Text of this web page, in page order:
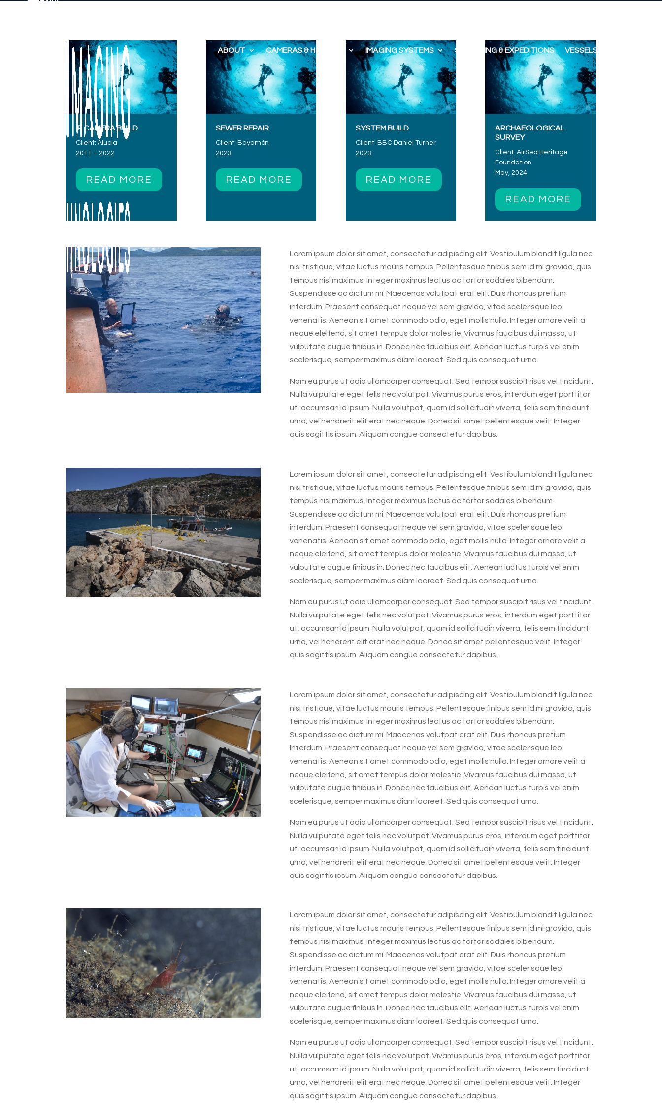
ABOUT CAMERAS & HOUSING IMAGING SYSTEMS SURVEYING & EXPEDITIONS VESSELS
IP CAMERA BUILD
Client: Alucia
2011 – 2022
READ MORE
SEWER REPAIR
Client: Bayamón
2023
READ MORE
SYSTEM BUILD
Client: BBC Daniel Turner
2023
READ MORE
ARCHAEOLOGICAL
SURVEY
Client: AirSea Heritage
Foundation
May, 2024
READ MORE
Lorem ipsum dolor sit amet, consectetur adipiscing elit. Vestibulum blandit ligula nec
nisi tristique, vitae luctus mauris tempus. Pellentesque finibus sem id mi gravida, quis
tempus nisl maximus. Integer maximus lectus ac tortor sodales bibendum.
Suspendisse ac dictum mi. Maecenas volutpat erat elit. Duis rhoncus pretium
interdum. Praesent consequat neque vel sem gravida, vitae scelerisque leo
venenatis. Aenean sit amet commodo odio, eget mollis nulla. Integer ornare velit a
neque eleifend, sit amet tempus dolor molestie. Vivamus faucibus dui massa, ut
vulputate augue finibus in. Donec nec faucibus elit. Aenean luctus turpis vel enim
scelerisque, semper maximus diam laoreet. Sed quis consequat urna.
Nam eu purus ut odio ullamcorper consequat. Sed tempor suscipit risus vel tincidunt.
Nulla vulputate eget felis nec volutpat. Vivamus purus eros, interdum eget porttitor
ut, accumsan id ipsum. Nulla volutpat, quam id sollicitudin viverra, felis sem tincidunt
urna, vel hendrerit elit erat nec neque. Donec sit amet pellentesque velit. Integer
quis sagittis ipsum. Aliquam congue consectetur dapibus.
Lorem ipsum dolor sit amet, consectetur adipiscing elit. Vestibulum blandit ligula nec
nisi tristique, vitae luctus mauris tempus. Pellentesque finibus sem id mi gravida, quis
tempus nisl maximus. Integer maximus lectus ac tortor sodales bibendum.
Suspendisse ac dictum mi. Maecenas volutpat erat elit. Duis rhoncus pretium
interdum. Praesent consequat neque vel sem gravida, vitae scelerisque leo
venenatis. Aenean sit amet commodo odio, eget mollis nulla. Integer ornare velit a
neque eleifend, sit amet tempus dolor molestie. Vivamus faucibus dui massa, ut
vulputate augue finibus in. Donec nec faucibus elit. Aenean luctus turpis vel enim
scelerisque, semper maximus diam laoreet. Sed quis consequat urna.
Nam eu purus ut odio ullamcorper consequat. Sed tempor suscipit risus vel tincidunt.
Nulla vulputate eget felis nec volutpat. Vivamus purus eros, interdum eget porttitor
ut, accumsan id ipsum. Nulla volutpat, quam id sollicitudin viverra, felis sem tincidunt
urna, vel hendrerit elit erat nec neque. Donec sit amet pellentesque velit. Integer
quis sagittis ipsum. Aliquam congue consectetur dapibus.
Lorem ipsum dolor sit amet, consectetur adipiscing elit. Vestibulum blandit ligula nec
nisi tristique, vitae luctus mauris tempus. Pellentesque finibus sem id mi gravida, quis
tempus nisl maximus. Integer maximus lectus ac tortor sodales bibendum.
Suspendisse ac dictum mi. Maecenas volutpat erat elit. Duis rhoncus pretium
interdum. Praesent consequat neque vel sem gravida, vitae scelerisque leo
venenatis. Aenean sit amet commodo odio, eget mollis nulla. Integer ornare velit a
neque eleifend, sit amet tempus dolor molestie. Vivamus faucibus dui massa, ut
vulputate augue finibus in. Donec nec faucibus elit. Aenean luctus turpis vel enim
scelerisque, semper maximus diam laoreet. Sed quis consequat urna.
Nam eu purus ut odio ullamcorper consequat. Sed tempor suscipit risus vel tincidunt.
Nulla vulputate eget felis nec volutpat. Vivamus purus eros, interdum eget porttitor
ut, accumsan id ipsum. Nulla volutpat, quam id sollicitudin viverra, felis sem tincidunt
urna, vel hendrerit elit erat nec neque. Donec sit amet pellentesque velit. Integer
quis sagittis ipsum. Aliquam congue consectetur dapibus.
Lorem ipsum dolor sit amet, consectetur adipiscing elit. Vestibulum blandit ligula nec
nisi tristique, vitae luctus mauris tempus. Pellentesque finibus sem id mi gravida, quis
tempus nisl maximus. Integer maximus lectus ac tortor sodales bibendum.
Suspendisse ac dictum mi. Maecenas volutpat erat elit. Duis rhoncus pretium
interdum. Praesent consequat neque vel sem gravida, vitae scelerisque leo
venenatis. Aenean sit amet commodo odio, eget mollis nulla. Integer ornare velit a
neque eleifend, sit amet tempus dolor molestie. Vivamus faucibus dui massa, ut
vulputate augue finibus in. Donec nec faucibus elit. Aenean luctus turpis vel enim
scelerisque, semper maximus diam laoreet. Sed quis consequat urna.
Nam eu purus ut odio ullamcorper consequat. Sed tempor suscipit risus vel tincidunt.
Nulla vulputate eget felis nec volutpat. Vivamus purus eros, interdum eget porttitor
ut, accumsan id ipsum. Nulla volutpat, quam id sollicitudin viverra, felis sem tincidunt
urna, vel hendrerit elit erat nec neque. Donec sit amet pellentesque velit. Integer
quis sagittis ipsum. Aliquam congue consectetur dapibus.